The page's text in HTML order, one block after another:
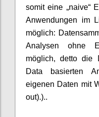
somit eine „naive“
Anwendungen im
möglich:
Analysen ohne
möglich, detto die
Data basierten
eigenen Daten mit
out).)..